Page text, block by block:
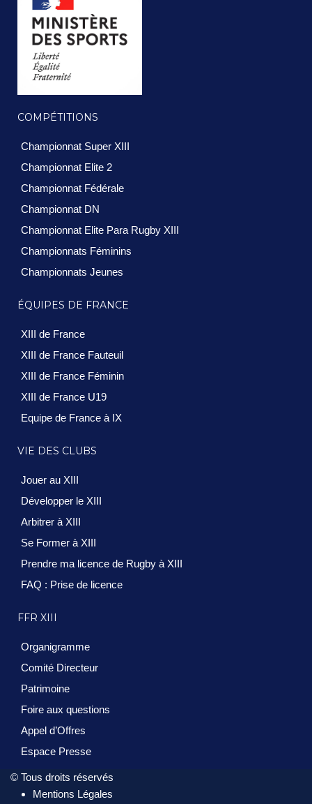
COMPÉTITIONS
Championnat Super XIII
Championnat Elite 2
Championnat Fédérale
Championnat DN
Championnat Elite Para Rugby XIII
Championnats Féminins
Championnats Jeunes
ÉQUIPES DE FRANCE
XIII de France
XIII de France Fauteuil
XIII de France Féminin
XIII de France U19
Equipe de France à IX
VIE DES CLUBS
Jouer au XIII
Développer le XIII
Arbitrer à XIII
Se Former à XIII
Prendre ma licence de Rugby à XIII
FAQ : Prise de licence
FFR XIII
Organigramme
Comité Directeur
Patrimoine
Foire aux questions
Appel d’Offres
Espace Presse
© Tous droits réservés
Mentions Légales